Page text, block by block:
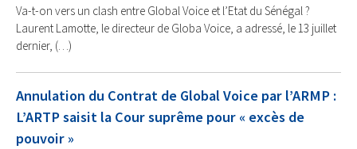
Va-t-on vers un clash entre Global Voice et l’Etat du Sénégal ?
Laurent Lamotte, le directeur de Globa Voice, a adressé, le 13 juillet
dernier, (…)
Annulation du Contrat de Global Voice par l’ARMP :
L’ARTP saisit la Cour suprême pour « excès de
pouvoir »